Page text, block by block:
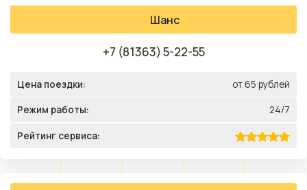
Шанс
+7 (81363) 5-22-55
Цена поездки: от 65 рублей
Режим работы: 24/7
Рейтинг сервиса: